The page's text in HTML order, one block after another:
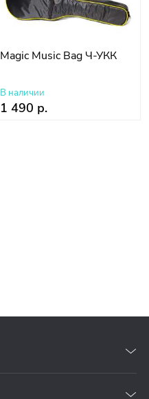
Magic Music Bag Ч-УКК
В наличии
1 490 р.